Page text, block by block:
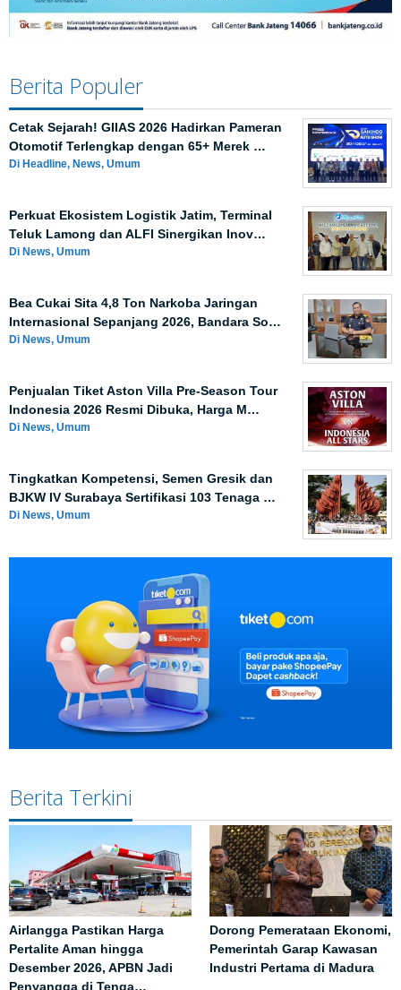
Berita Populer
Cetak Sejarah! GIIAS 2026 Hadirkan Pameran
Otomotif Terlengkap dengan 65+ Merek …
Di Headline, News, Umum
Perkuat Ekosistem Logistik Jatim, Terminal
Teluk Lamong dan ALFI Sinergikan Inov…
Di News, Umum
Bea Cukai Sita 4,8 Ton Narkoba Jaringan
Internasional Sepanjang 2026, Bandara So…
Di News, Umum
Penjualan Tiket Aston Villa Pre-Season Tour
Indonesia 2026 Resmi Dibuka, Harga M…
Di News, Umum
Tingkatkan Kompetensi, Semen Gresik dan
BJKW IV Surabaya Sertifikasi 103 Tenaga …
Di News, Umum
Berita Terkini
Airlangga Pastikan Harga
Pertalite Aman hingga
Desember 2026, APBN Jadi
Penyangga di Tenga…
Dorong Pemerataan Ekonomi,
Pemerintah Garap Kawasan
Industri Pertama di Madura